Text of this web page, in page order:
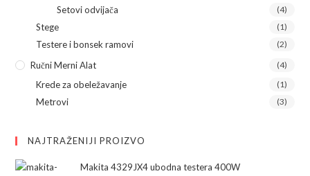
Setovi odvijača (4)
Stege (1)
Testere i bonsek ramovi (2)
Ručni Merni Alat (4)
Krede za obeležavanje (1)
Metrovi (3)
NAJTRAŽENIJI PROIZVO
Makita 4329JX4 ubodna testera 400W